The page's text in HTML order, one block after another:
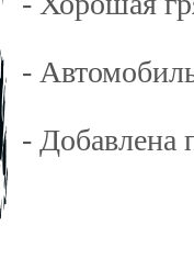
-
- Добавлена